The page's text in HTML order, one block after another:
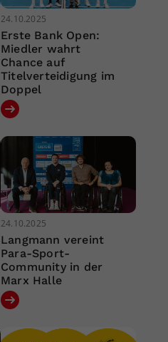
24.10.2025
Erste Bank Open:
Miedler wahrt
Chance auf
Titelverteidigung im
Doppel
24.10.2025
Langmann vereint
Para-Sport-
Community in der
Marx Halle